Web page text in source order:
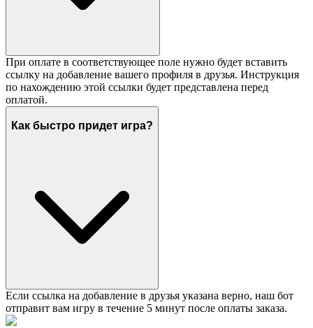
При оплате в соответствующее поле нужно будет вставить
ссылку на добавление вашего профиля в друзья. Инструкция
по нахождению этой ссылки будет представлена перед
оплатой.
Как быстро придет игра?
Если ссылка на добавление в друзья указана верно, наш бот
отправит вам игру в течение 5 минут после оплаты заказа.